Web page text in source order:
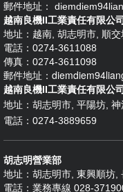
目
錄
聯
繫
諮
詢
郵件地址：
越南良機II工業責任有限公
地址：越南, 胡志明市, 順
電話：0274-3611088
傳真：0274-3611098
郵件地址：
越南良機II工業責任有限公
地址： 胡志明市, 平陽坊,
電話：0274-3889659
胡志明營業部
地址：胡志明市, 東興順坊,
電話：業務專線 028-